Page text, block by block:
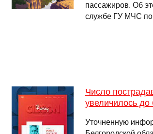
пассажиров. Об
службе ГУ МЧС по
Число
увеличилось до
Уточненную